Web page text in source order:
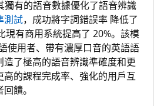
獨有的語音數據優化了語音辨識
測試，成功將字詞錯誤率 降低了
現有商用系統提高了 20%。該模
使用者、帶有濃厚口音的英語語
了極高的語音辨識準確度和更
的課程完成率、強化的用戶互
饋。